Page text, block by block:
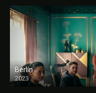
Berlín
2023